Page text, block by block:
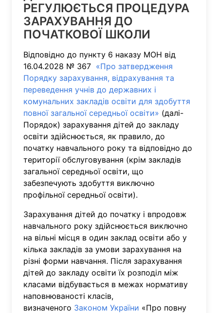
РЕГУЛЮЄТЬСЯ ПРОЦЕДУРА
ЗАРАХУВАННЯ ДО
ПОЧАТКОВОЇ ШКОЛИ
Відповідно до пункту 6 наказу МОН від
16.04.2028 № 367 «Про затвердження
Порядку зарахування, відрахування та
переведення учнів до державних і
комунальних закладів освіти для здобуття
повної загальної середньої освіти» (далі-
Порядок) зарахування дітей до закладу
освіти здійснюється, як правило, до
початку навчального року та відповідно до
території обслуговування (крім закладів
загальної середньої освіти, що
забезпечують здобуття виключно
профільної середньої освіти).
Зарахування дітей до початку і впродовж
навчального року здійснюється виключно
на вільні місця в один заклад освіти або у
кілька закладів за умови зарахування на
різні форми навчання. Після зарахування
дітей до закладу освіти їх розподіл між
класами відбувається в межах нормативу
наповнюваності класів,
визначеного Законом України «Про повну